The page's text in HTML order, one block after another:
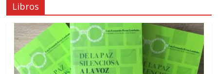
Libros